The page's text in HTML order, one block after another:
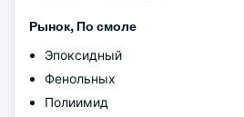
Рынок, По смоле
Эпоксидный
Фенольных
Полиимид